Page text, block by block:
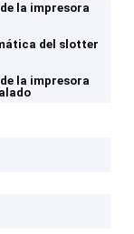
la impresora
del slotter
la impresora